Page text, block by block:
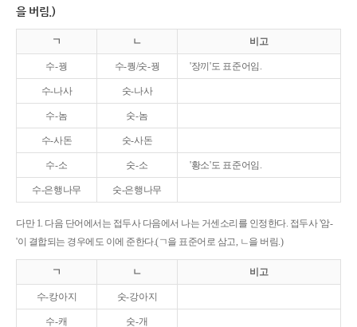
을 버림.)
ㄱ ㄴ 비고
수-꿩 수-퀑/숫-꿩 '장끼'도 표준어임.
수-나사 숫-나사
수-놈 숫-놈
수-사돈 숫-사돈
수-소 숫-소 '황소'도 표준어임.
수-은행나무 숫-은행나무
다만 1. 다음 단어에서는 접두사 다음에서 나는 거센소리를 인정한다. 접두사 '암-
'이 결합되는 경우에도 이에 준한다.(ㄱ을 표준어로 삼고, ㄴ을 버림.)
ㄱ ㄴ 비고
수-캉아지 숫-강아지
수-캐 숫-개